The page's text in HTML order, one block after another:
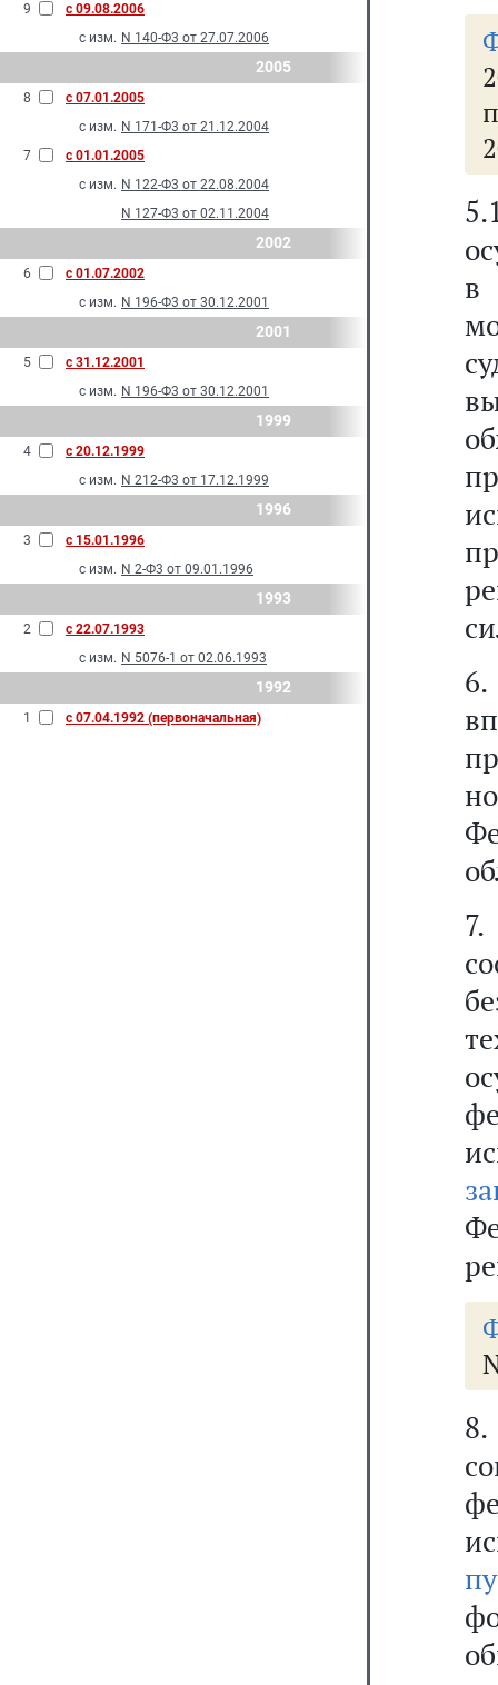
9
с 09.08.2006
с изм. N 140-Ф3 от 27.07.2006
2005
8
с 07.01.2005
с изм. N 171-Ф3 от 21.12.2004
7
с 01.01.2005
с изм. N 122-Ф3 от 22.08.2004
N 127-Ф3 от 02.11.2004
2002
6
с 01.07.2002
с изм. N 196-Ф3 от 30.12.2001
2001
5
с 31.12.2001
с изм. N 196-Ф3 от 30.12.2001
1999
4
с 20.12.1999
с изм. N 212-Ф3 от 17.12.1999
1996
3
с 15.01.1996
с изм. N 2-Ф3 от 09.01.1996
1993
2
с 22.07.1993
с изм. N 5076-1 от 02.06.1993
1992
1 с 07.04.1992 (первоначальная)
в